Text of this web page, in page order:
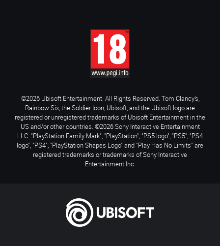
©2026 Ubisoft Entertainment. All Rights Reserved. Tom Clancy’s,
Rainbow Six, the Soldier Icon, Ubisoft, and the Ubisoft logo are
registered or unregistered trademarks of Ubisoft Entertainment in the
US and/or other countries. ©2026 Sony Interactive Entertainment
LLC. "PlayStation Family Mark", "PlayStation", "PS5 logo", "PS5", "PS4
logo", "PS4", "PlayStation Shapes Logo" and "Play Has No Limits" are
registered trademarks or trademarks of Sony Interactive
Entertainment Inc.